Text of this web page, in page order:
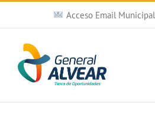
Saltar
contenido
Acceso Email Municipal